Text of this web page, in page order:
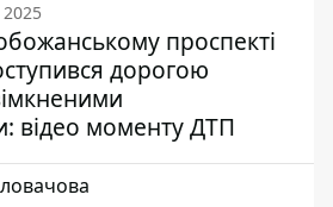
проспекті
дорогою
відео моменту ДТП